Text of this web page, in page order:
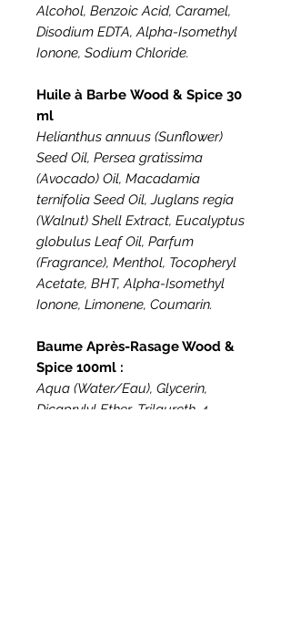
Alcohol, Benzoic Acid, Caramel,
Disodium EDTA, Alpha-Isomethyl
Ionone, Sodium Chloride.
Huile à Barbe Wood & Spice 30
ml
Helianthus annuus (Sunflower)
Seed Oil, Persea gratissima
(Avocado) Oil, Macadamia
ternifolia Seed Oil, Juglans regia
(Walnut) Shell Extract, Eucalyptus
globulus Leaf Oil, Parfum
(Fragrance), Menthol, Tocopheryl
Acetate, BHT, Alpha-Isomethyl
Ionone, Limonene, Coumarin.
Baume Après-Rasage Wood &
Spice 100ml :
Aqua (Water/Eau), Glycerin,
Dicaprylyl Ether, Trilaureth-4,